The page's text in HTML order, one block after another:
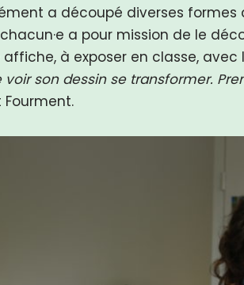
a découpé diverses
a pour mission de le
à exposer en classe,
son dessin se transformer.